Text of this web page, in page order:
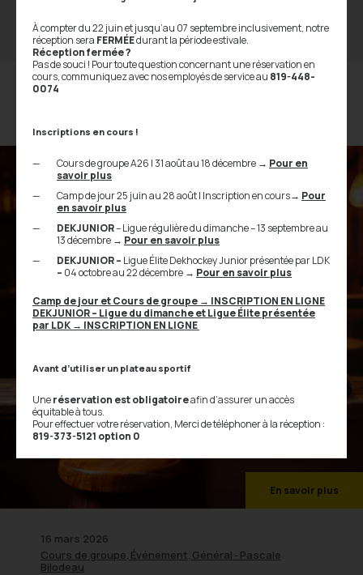
Laferté Bicycles Avis officiel de la Ville de Trois-Rivières |
: Dimanche 14 […]
En savoir plus
16 mars 2026
Cours de groupe, Événement, Général - Pascale
Bilodeau
À compter du 22 juin et jusqu’au 07 septembre inclusivement, notre
réception sera FERMÉEdurant la période estivale.
Réception fermée ?
Pas de souci ! Pour toute question concernant une réservation en
cours, communiquez avec nos employés de service au 819-448-
0074
Inscriptions en cours !
Cours de groupe A26 | 31 août au 18 décembre → Pour en
savoir plus
Camp de jour 25 juin au 28 août | Inscription en cours→ Pour
en savoir plus
DEKJUNIOR– Ligue régulière du dimanche – 13 septembre au
13 décembre → Pour en savoir plus
DEKJUNIOR – Ligue Élite Dekhockey Junior présentée par LDK
– 04 octobre au 22 décembre → Pour en savoir plus
Camp de jour et Cours de groupe → INSCRIPTION EN LIGNE
DEKJUNIOR – Ligue du dimanche et Ligue Élite présentée
par LDK → INSCRIPTION EN LIGNE
Avant d’utiliser un plateau sportif
Uneréservation est obligatoireafin d’assurer un accès
équitable à tous.
Pour effectuer votre réservation, Merci de téléphoner à la réception :
819-373-5121 option 0